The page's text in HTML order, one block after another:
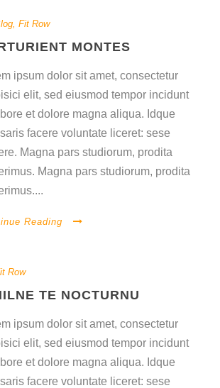
, Fit Row
MONTES
ipsum dolor sit amet, consectetur
elit, sed eiusmod tempor incidunt
et dolore magna aliqua. Idque
facere voluntate liceret: sese
Magna pars studiorum, prodita
Magna pars studiorum, prodita
Reading
Row
TE NOCTURNU
ipsum dolor sit amet, consectetur
elit, sed eiusmod tempor incidunt
et dolore magna aliqua. Idque
facere voluntate liceret: sese